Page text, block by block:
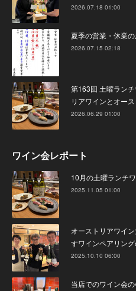
2026.07.18 01:00
夏季の営業・休業
2026.07.15 02:18
第163回 土曜ラン
リアワインとオー
2026.06.29 01:00
ワイン会レポート
10月の土曜ランチ
2025.11.05 01:00
オーストリアワイ
すワインペアリン
2025.10.10 06:00
当店でのワイン会の